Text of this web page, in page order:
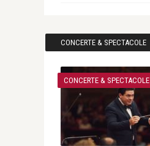
CONCERTE & SPECTACOLE
CONCERTE & SPECTACOLE